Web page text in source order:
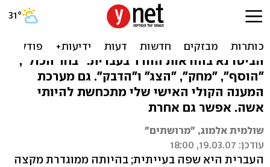
למה Word לא מתחשב
הביטו נא בהוראות הוורד בעברית. "בחר הכול",
"הוסף", "מחק", "הצג" ו"הדבק". גם מערכת
המענה הקולי האישי שלי מתכחשת להיותי
אשה. אפשר גם אחרת
שולמית אלמוג, "מרושתים"
עודכן: 19.03.07, 18:00
העברית היא שפה בעייתית; בהיותה ממוגדרת מקצה